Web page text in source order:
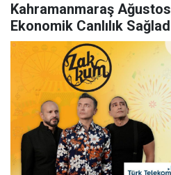
Kahramanmaraş
Ekonomik Canlılık